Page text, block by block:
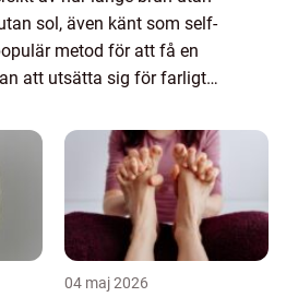
sol, även känt som self-
metod för att få en
att utsätta sig för farligt
utan sol-behandlin...
04 maj 2026